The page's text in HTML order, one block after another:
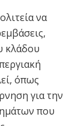
να
κλάδου
όπως
για την
που